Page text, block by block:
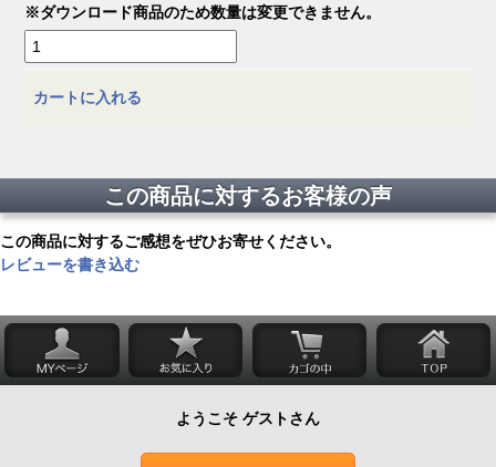
※ダウンロード商品のため数量は変更できません。
カートに入れる
この商品に対するお客様の声
この商品に対するご感想をぜひお寄せください。
レビューを書き込む
ようこそ ゲストさん